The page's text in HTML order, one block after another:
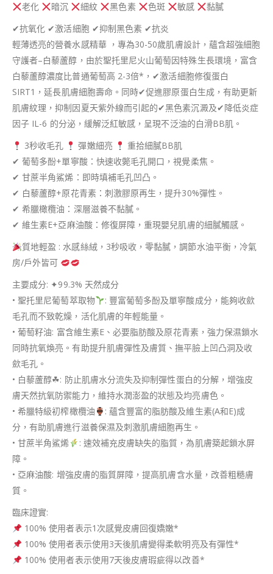
老化
暗沉 細紋 黑色素 色斑 敏感
黏膩
✔抗氧化 ✔激活細胞 ✔抑制黑色素 ✔抗炎
輕薄透亮的營養水感精華 ，專為30-50歲肌膚設計，蘊含超強細胞
守護者–白藜蘆醇，由於聖托里尼火山葡萄因特殊生長環境，富含
白藜蘆醇濃度比普通葡萄高 2-3倍*，✔激活細胞修復蛋白
SIRT1，延長肌膚細胞壽命。同時✔促進膠原蛋白生成，有助更新
肌膚紋理，抑制因夏天紫外線而引起的✔黑色素沉澱及✔降低炎症
因子 IL-6 的分泌，緩解泛紅敏感，呈現不泛油的白滑BB肌。
3秒收毛孔
彈嫩細亮
重拾細膩BB肌
✔ 葡萄多酚+單寧酸：快速收斃毛孔開口，視覺柔焦。
✔ 甘蔗半角鯊烯：即時填補毛孔凹凸。
✔ 白藜蘆醇+原花青素：刺激膠原再生，提升30%彈性。
✔ 希臘橄欖油：深層滋養不黏膩。
✔ 維生素E+亞麻油酸：修復屏障，重現嬰兒肌膚的細膩觸感。
質地輕盈 : 水感絲絨，3秒吸收，零黏膩，調節水油平衡，冷氣
房/戶外皆可
主要成分: ✦99.3% 天然成分
• 聖托里尼葡萄萃取物
: 豐富葡萄多酚及單寧酸成分，能夠收歛
毛孔而不致乾燥，活化肌膚的年輕能量。
• 葡萄籽油: 富含維生素E、必要脂肪酸及原花青素，強力保濕鎖水
同時抗氧煥亮。有助提升肌膚彈性及膚質、撫平臉上凹凸洞及收
歛毛孔。
• 白藜蘆醇☘: 防止肌膚水分流失及抑制彈性蛋白的分解，增強皮
膚天然抗氧防禦能力，維持水潤澎盈的狀態及均亮膚色。
• 希臘特級初榨橄欖油
: 蘊含豐富的脂肪酸及維生素(A和E)成
分，有助肌膚進行滋養保濕及刺激肌膚細胞再生。
• 甘蔗半角鯊烯
: 速效補充皮膚缺失的脂質，為肌膚築起鎖水屏
障。
• 亞麻油酸: 增強皮膚的脂質屏障，提高肌膚含水量，改善粗糙膚
質。
臨床證實:
100% 使用者表示1次感覺皮膚回復嬌嫩*
100% 使用者表示使用3天後肌膚變得柔軟明亮及有彈性*
100% 使用者表示使用7天後皮膚瑕疵得以改善*